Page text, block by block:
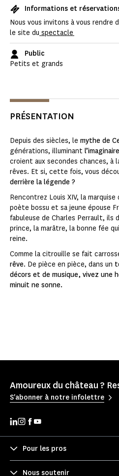
Informations et
Nous vous invitons à vous rendre
le site du spectacle
Public
Petits et grands
PRÉSENTATION
Depuis des siècles, le mythe de
générations, illuminant l’imaginaire
croient aux secondes chances, à
rêves. Et si, cette fois, vous
derrière la légende ?
Rencontrez Louis XIV, la
poète bossu et sa jeune épouse
fabuleuse de Charles Perrault, ils
prince, la marâtre, la bonne fée
reine.
Comme la citrouille se fait
rêve. De pièce en pièce, dans un
décors et de musique, vivez une
minuit ne sonne.
Amoureux du château ?
S'abonner à notre infolettre
Pour les pros
Nous soutenir